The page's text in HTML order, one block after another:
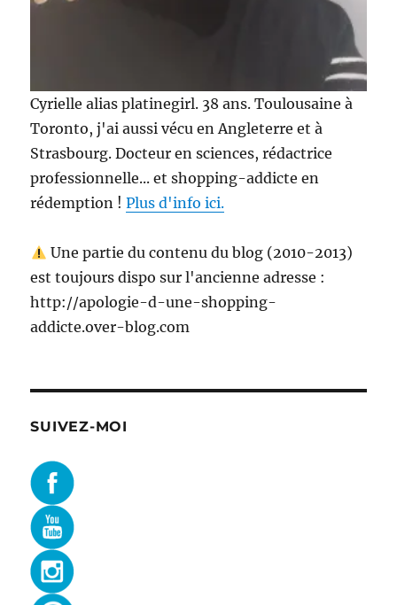
Cyrielle alias platinegirl. 38 ans. Toulousaine à
Toronto, j'ai aussi vécu en Angleterre et à
Strasbourg. Docteur en sciences, rédactrice
professionnelle... et shopping-addicte en
rédemption !Plus d'info ici.
Une partie du contenu du blog (2010-2013)
est toujours dispo sur l'ancienne adresse :
http://apologie-d-une-shopping-
addicte.over-blog.com
SUIVEZ-MOI